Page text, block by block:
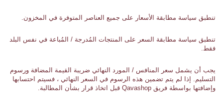
تنطبق سياسة مطابقة الأسعار على جميع العناصر المتوفرة في المخزون.
تنطبق سياسة مطابقة السعر على المنتجات المُدرجة / المُباعة في نفس البلد
فقط.
يجب أن يشمل سعر المنافس / المورد النهائي ضريبة القيمة المضافة ورسوم
التسليم. إذا لم يتم تضمين هذه الرسوم في السعر النهائي ، فسيتم احتسابها
وإضافتها بواسطة فريق Qavashop قبل اتخاذ قرار بشأن المطالبة.